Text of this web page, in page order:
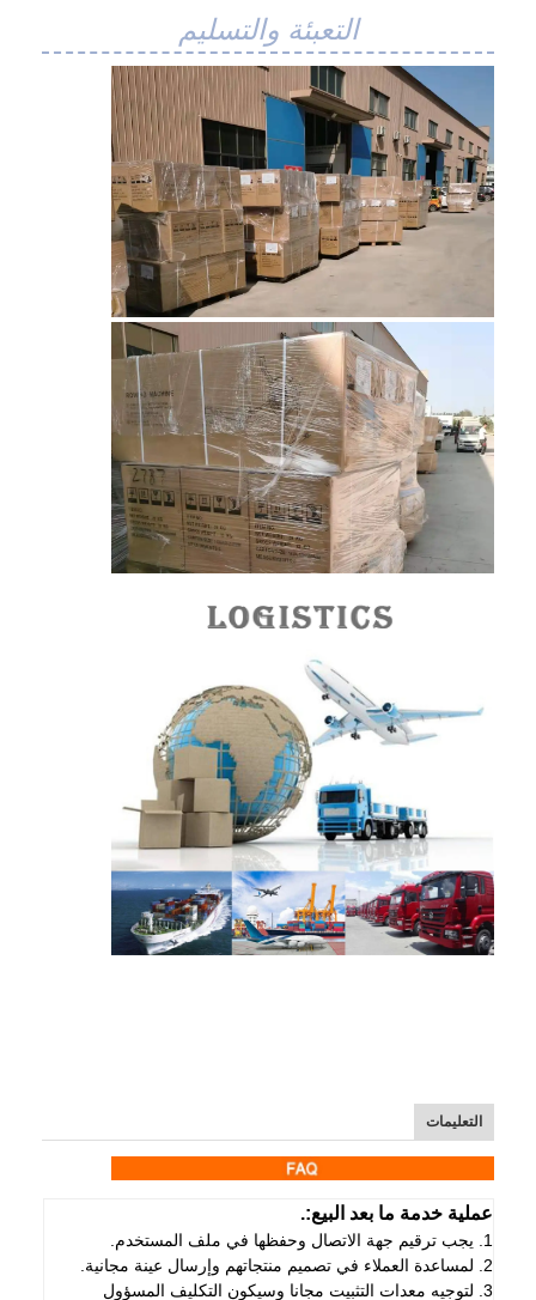
التعبئة والتسليم
التعليمات
عملية خدمة ما بعد البيع:.
1. يجب ترقيم جهة الاتصال وحفظها في ملف المستخدم.
2. لمساعدة العملاء في تصميم منتجاتهم وإرسال عينة مجانية.
3. لتوجيه معدات التثبيت مجانا وسيكون التكليف المسؤول